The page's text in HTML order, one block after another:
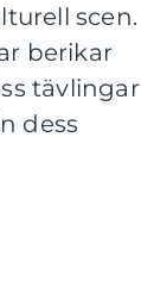
scen.
berikar
tävlingar
dess